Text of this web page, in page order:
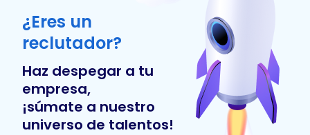
¿Eres un
reclutador?
Haz despegar a tu
empresa,
¡súmate a nuestro
universo de talentos!